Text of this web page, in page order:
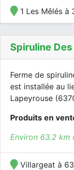
1 Les Mêlés à
Spiruline
Ferme de
est installée au
Lapeyrouse
Produits en
Environ 63.2 km
Villargeat à